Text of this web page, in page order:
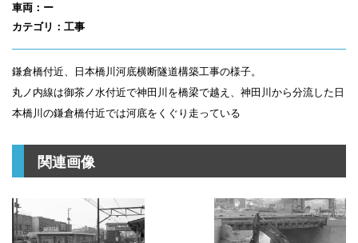
車両：ー
カテゴリ：工事
鎌倉橋付近、日本橋川河底横断隧道構築工事の様子。
丸ノ内線は御茶ノ水付近で神田川を橋梁で越え、神田川から分流した日
本橋川の鎌倉橋付近では河底をくぐり走っている
関連画像